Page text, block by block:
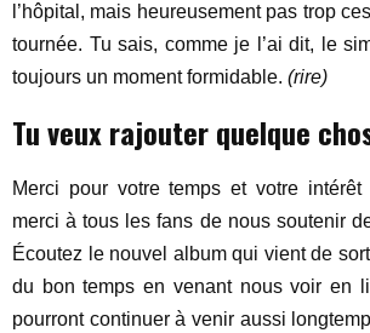
l’hôpital, mais heureusement pas trop
tournée. Tu sais, comme je l’ai dit, le
toujours un moment formidable. (rire)
Tu veux rajouter quelque
Merci pour votre temps et votre intérêt
merci à tous les fans de nous soutenir
Écoutez le nouvel album qui vient de
du bon temps en venant nous voir en
pourront continuer à venir aussi